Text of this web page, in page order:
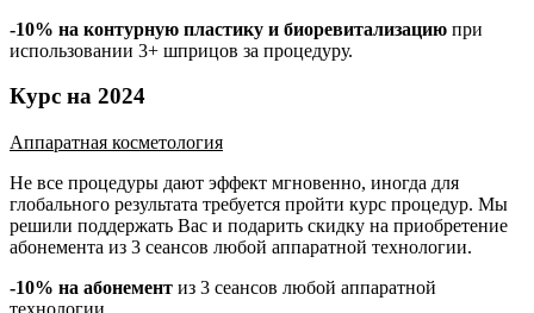
-10% на контурную пластику и биоревитализацию при
использовании 3+ шприцов за процедуру.
Курс на 2024
Аппаратная косметология
Не все процедуры дают эффект мгновенно, иногда для
глобального результата требуется пройти курс процедур. Мы
решили поддержать Вас и подарить скидку на приобретение
абонемента из 3 сеансов любой аппаратной технологии.
-10% на абонемент из 3 сеансов любой аппаратной